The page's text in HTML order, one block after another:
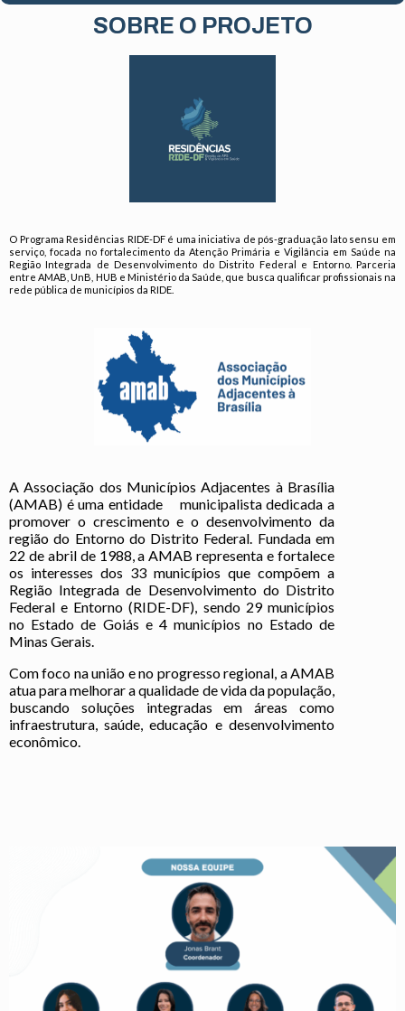
SOBRE O PROJETO
O Programa Residências RIDE-DF é uma iniciativa de pós-graduação lato sensu em
serviço, focada no fortalecimento da Atenção Primária e Vigilância em Saúde na
Região Integrada de Desenvolvimento do Distrito Federal e Entorno. Parceria
entre AMAB, UnB, HUB e Ministério da Saúde, que busca qualificar profissionais na
rede pública de municípios da RIDE.
A Associação dos Municípios Adjacentes à Brasília
(AMAB) é uma entidade municipalistadedicada a
promover o crescimento e o desenvolvimento da
região do Entorno do Distrito Federal. Fundada em
22 de abril de 1988, a AMAB representa e fortalece
os interesses dos 33 municípios que compõem a
Região Integrada de Desenvolvimento do Distrito
Federal e Entorno (RIDE-DF), sendo 29 municípios
no Estado de Goiás e 4 municípios no Estado de
Minas Gerais.
Com foco na união e no progresso regional, a AMAB
atua para melhorar a qualidade de vida da população,
buscando soluções integradas em áreas como
infraestrutura, saúde, educação e desenvolvimento
econômico.